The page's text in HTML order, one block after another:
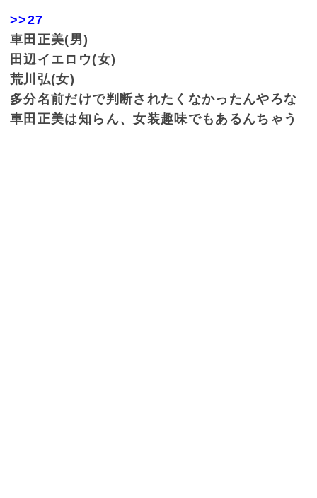
>>27
車田正美(男)
田辺イエロウ(女)
荒川弘(女)
多分名前だけで判断されたくなかったんやろな
車田正美は知らん、女装趣味でもあるんちゃう